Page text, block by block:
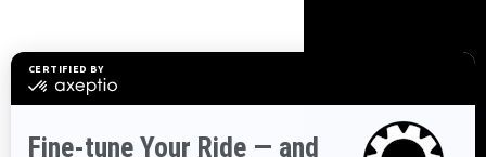
お問い合わせ
キャリア
BRP Experiences